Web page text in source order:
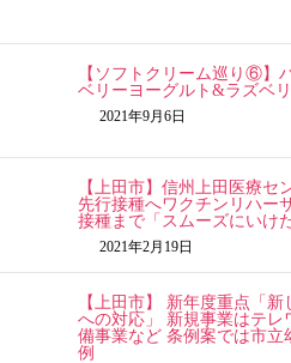
【ソフトクリーム巡り⑥】
ベリーヨーグルト&ラズベ
2021年9月6日
【上田市】信州上田医療セ
先行接種へワクチンリハー
接種まで「スムーズにいけた
2021年2月19日
【上田市】 新年度重点「
への対応」 新規事業はテレ
備事業など 条例案では市立
例